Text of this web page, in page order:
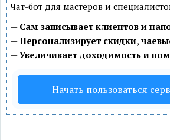
Чат-бот для мастеров и
— Сам записывает клиентов и
—Персонализирует скидки,
—Увеличивает доходимость и
Начать пользоваться